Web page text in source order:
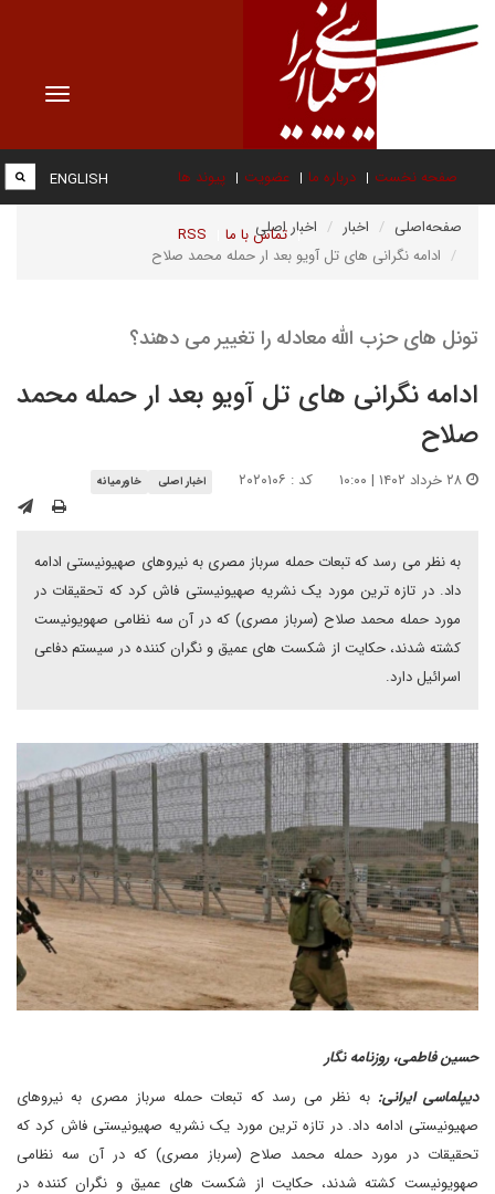
Toggle
صفحه نخست درباره ما عضویت پیوند ها
تماس با ما RSS
ENGLISH
صفحه‌اصلی اخبار
اخبار اصلی
ادامه نگرانی های تل آویو بعد ار حمله محمد صلاح
تونل های حزب الله معادله را تغییر می دهند؟
ادامه نگرانی های تل آویو بعد ار حمله محمد
صلاح
کد : ۲۰۲۰۱۰۶ اخبار اصلی خاورمیانه
به نظر می رسد که تبعات حمله سرباز مصری به نیروهای صهیونیستی ادامه
داد. در تازه ترین مورد یک نشریه صهیونیستی فاش کرد که تحقیقات در
مورد حمله محمد صلاح (سرباز مصری) که در آن سه نظامی صهویونیست
کشته شدند، حکایت از شکست های عمیق و نگران کننده در سیستم دفاعی
اسرائیل دارد.
حسین فاطمی، روزنامه نگار
دیپلماسی ایرانی: به نظر می رسد که تبعات حمله سرباز مصری به نیروهای
صهیونیستی ادامه داد. در تازه ترین مورد یک نشریه صهیونیستی فاش کرد که
تحقیقات در مورد حمله محمد صلاح (سرباز مصری) که در آن سه نظامی
صهویونیست کشته شدند، حکایت از شکست های عمیق و نگران کننده در